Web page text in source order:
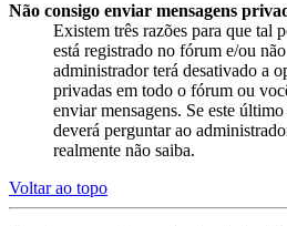
Não consigo enviar mensagens
Existem três razões para que tal
está registrado no fórum e/ou
administrador terá desativado a
privadas em todo o fórum ou
enviar mensagens. Se este
deverá perguntar ao
realmente não saiba.
Voltar ao topo